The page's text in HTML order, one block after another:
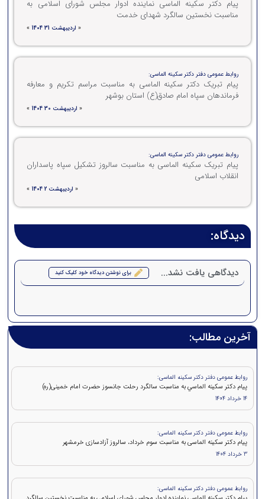
پیام دکتر سکینه الماسی نماینده ادوار مجلس شورای اسلامی به
مناسبت نخستین سالگرد شهدای خدمت
« اردیبهشت 31 1404 »
روابط عمومی دفتر دکتر سکینه الماسی:
پیام تبریک دکتر سکینه الماسی به مناسبت مراسم تکریم و معارفه
فرماندهان سپاه امام صادق(ع) استان بوشهر
« اردیبهشت 30 1404 »
روابط عمومی دفتر دکتر سکینه الماسی:
پیام تبریک سکینه الماسی به مناسبت سالروز تشکیل سپاه پاسداران
انقلاب اسلامی
« اردیبهشت 2 1404 »
دیدگاه:
دیدگاهی یافت نشد... برای نوشتن دیدگاه خود کلیک کنید
آخرین مطالب:
روابط عمومی دفتر دکتر سکینه الماسی:
پيام دکتر سكينه الماسي به مناسبت سالگرد رحلت جانسوز حضرت امام خمينی(ره)
14 خرداد 1404
روابط عمومی دفتر دکتر سکینه الماسی:
پیام دکتر سکینه الماسی به مناسبت سوم خرداد، سالروز آزادسازی خرمشهر
3 خرداد 1404
روابط عمومی دفتر دکتر سکینه الماسی: